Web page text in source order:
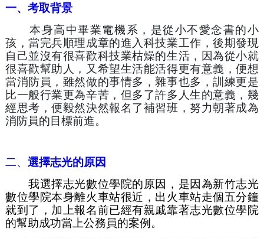
一、考取背景
本身高中畢業電機系，是從小不愛念書的小
孩，當完兵順理成章的進入科技業工作，後期發現
自己並沒有很喜歡科技業枯燥的生活，因為從小就
很喜歡幫助人，又希望生活能活得更有意義，便想
當消防員，雖然做的事情多，雜事也多，訓練更是
比一般行業更為辛苦，但多了許多人生的意義，幾
經思考，便毅然決然報名了補習班，努力朝著成為
消防員的目標前進。
二、 選擇志光的原因
我選擇志光數位學院的原因，是因為新竹志光
數位學院本身離火車站很近，出火車站走個五分鐘
就到了，加上報名前已經有親戚靠著志光數位學院
的幫助成功當上公務員的案例。